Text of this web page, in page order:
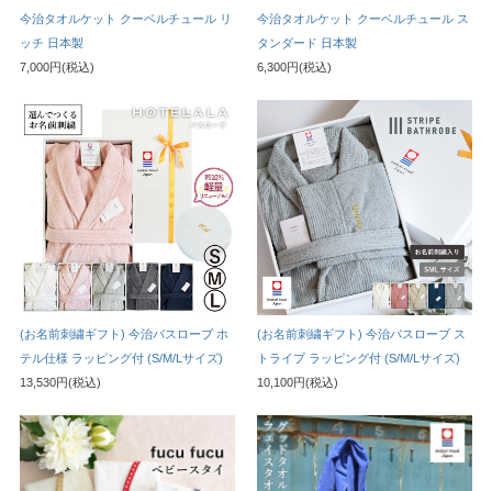
今治タオルケット クーベルチュール リ
ッチ 日本製
7,000円(税込)
今治タオルケット クーベルチュール ス
タンダード 日本製
6,300円(税込)
(お名前刺繍ギフト) 今治バスローブ ホ
テル仕様 ラッピング付 (S/M/Lサイズ)
13,530円(税込)
(お名前刺繍ギフト) 今治バスローブ ス
トライプ ラッピング付 (S/M/Lサイズ)
10,100円(税込)